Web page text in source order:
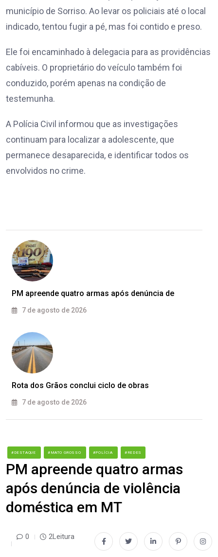
município de Sorriso. Ao levar os policiais até o local
indicado, tentou fugir a pé, mas foi contido e preso.
Ele foi encaminhado à delegacia para as providências
cabíveis. O proprietário do veículo também foi
conduzido, porém apenas na condição de
testemunha.
A Polícia Civil informou que as investigações
continuam para localizar a adolescente, que
permanece desaparecida, e identificar todos os
envolvidos no crime.
PM apreende quatro armas após denúncia de
7 de agosto de 2026
Rota dos Grãos conclui ciclo de obras
7 de agosto de 2026
#DESTAQUE #MATO GROSSO #POLÍCIA #REDES
PM apreende quatro armas
após denúncia de violência
doméstica em MT
0 2Leitura